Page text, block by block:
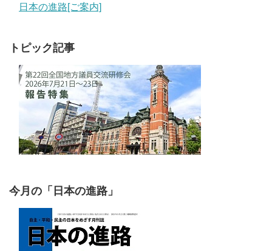
日本の進路[ご案内]
トピック記事
今月の「日本の進路」